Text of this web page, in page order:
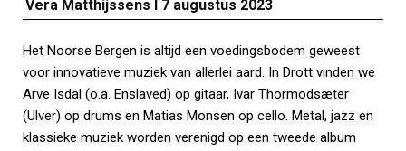
Vera Matthijssens I 7 augustus 2023
Het Noorse Bergen is altijd een voedingsbodem geweest
voor innovatieve muziek van allerlei aard. In Drott vinden we
Arve Isdal (o.a. Enslaved) op gitaar, Ivar Thormodsæter
(Ulver) op drums en Matias Monsen op cello. Metal, jazz en
klassieke muziek worden verenigd op een tweede album